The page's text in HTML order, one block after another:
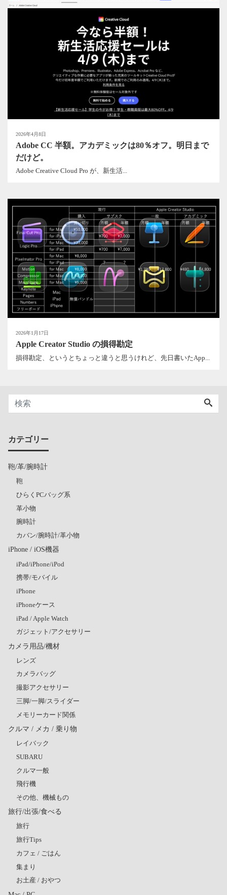
2026年4月8日
Adobe CC 半額。アカデミックは80％オフ。明日まで
だけど。
Adobe Creative Cloud Pro が、新生活...
2026年1月17日
Apple Creator Studio の損得勘定
損得勘定、というとちょっと違うと思うけれど、先日書いたApp...
カテゴリー
鞄/革/腕時計
鞄
ひらくPCバッグ系
革小物
腕時計
カバン/腕時計/革小物
iPhone / iOS機器
iPad/iPhone/iPod
携帯/モバイル
iPhone
iPhoneケース
iPad / Apple Watch
ガジェット/アクセサリー
カメラ用品/機材
レンズ
カメラバッグ
撮影アクセサリー
三脚/一脚/スライダー
メモリーカード関係
クルマ / メカ / 乗り物
レイバック
SUBARU
クルマ一般
飛行機
その他、機械もの
旅行/出張/食べる
旅行
旅行Tips
カフェ / ごはん
集まり
お土産 / おやつ